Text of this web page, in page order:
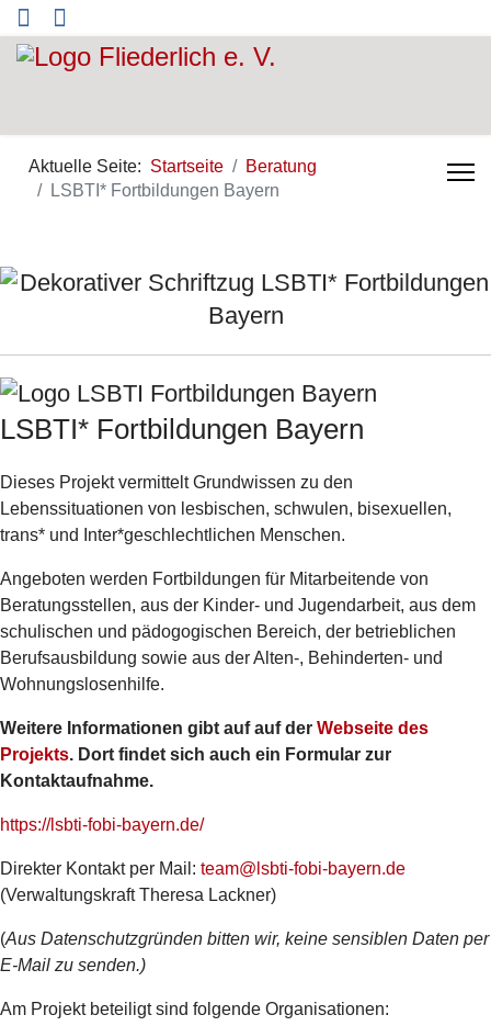
Aktuelle Seite: Startseite
Beratung
LSBTI* Fortbildungen Bayern
LSBTI* Fortbildungen Bayern
Dieses Projekt vermittelt Grundwissen zu den
Lebenssituationen von lesbischen, schwulen, bisexuellen,
trans* und Inter*geschlechtlichen Menschen.
Angeboten werden Fortbildungen für Mitarbeitende von
Beratungsstellen, aus der Kinder- und Jugendarbeit, aus dem
schulischen und pädogogischen Bereich, der betrieblichen
Berufsausbildung sowie aus der Alten-, Behinderten- und
Wohnungslosenhilfe.
Weitere Informationen gibt auf auf der Webseite des
Projekts. Dort findet sich auch ein Formular zur
Kontaktaufnahme.
https://lsbti-fobi-bayern.de/
Direkter Kontakt per Mail: team@lsbti-fobi-bayern.de
(Verwaltungskraft Theresa Lackner)
(Aus Datenschutzgründen bitten wir, keine sensiblen Daten per
E-Mail zu senden.)
Am Projekt beteiligt sind folgende Organisationen: